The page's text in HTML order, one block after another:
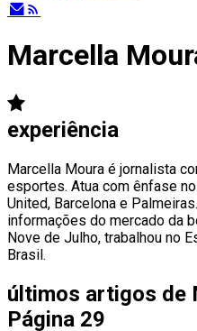
Marcella
experiência
Marcella Moura é jornalista
esportes. Atua com ênfase
United, Barcelona e
informações do mercado da
Nove de Julho, trabalhou no
Brasil.
últimos artigos de
Página 29